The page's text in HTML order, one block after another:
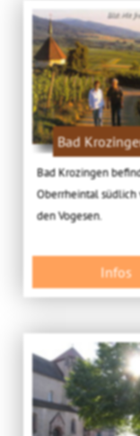
Bild: Mit
Bad
Bad Krozingen
Oberrheintal
den Vogesen.
Infos